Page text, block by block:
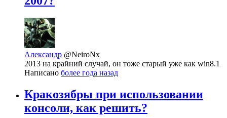
Александр @NeiroNx
2013 на крайний случай, он тоже старый уже как win8.1
Написано более года назад
Кракозябры при использовании
консоли, как решить?